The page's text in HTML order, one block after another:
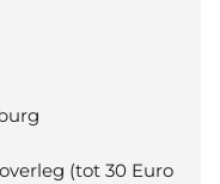
(tot 30 Euro